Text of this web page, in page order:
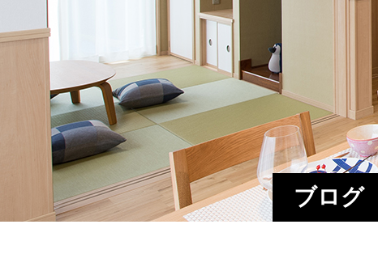
ブログ